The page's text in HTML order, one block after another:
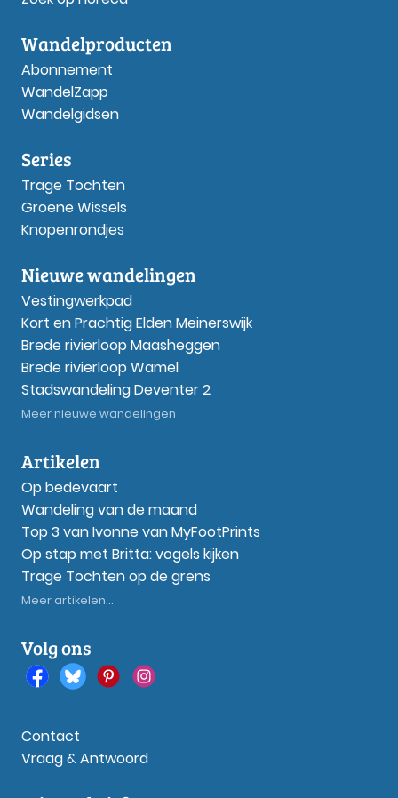
Wandelproducten
Abonnement
WandelZapp
Wandelgidsen
Series
Trage Tochten
Groene Wissels
Knopenrondjes
Nieuwe wandelingen
Vestingwerkpad
Kort en Prachtig Elden Meinerswijk
Brede rivierloop Maasheggen
Brede rivierloop Wamel
Stadswandeling Deventer 2
Meer nieuwe wandelingen
Artikelen
Op bedevaart
Wandeling van de maand
Top 3 van Ivonne van MyFootPrints
Op stap met Britta: vogels kijken
Trage Tochten op de grens
Meer artikelen...
Volg ons
Contact
Vraag & Antwoord